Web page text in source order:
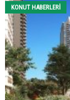
KONUT HABERLERI